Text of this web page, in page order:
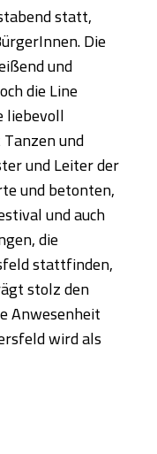
statt,
Die
und
die Line
liebevoll
und
und Leiter der
und betonten,
und auch
die
stattfinden,
stolz den
Anwesenheit
wird als